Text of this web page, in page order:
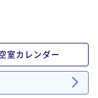
¥72,600~
2名 ¥ 67,518 ~
室カレンダー